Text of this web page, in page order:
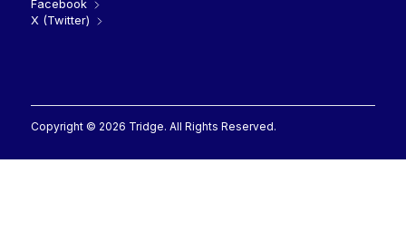
Facebook
X (Twitter)
Copyright © 2026 Tridge. All Rights Reserved.